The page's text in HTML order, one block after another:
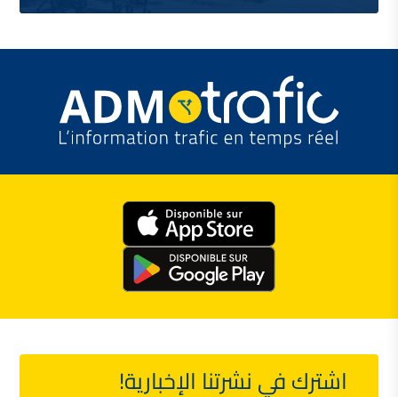
اشترك في نشرتنا الإخبارية!